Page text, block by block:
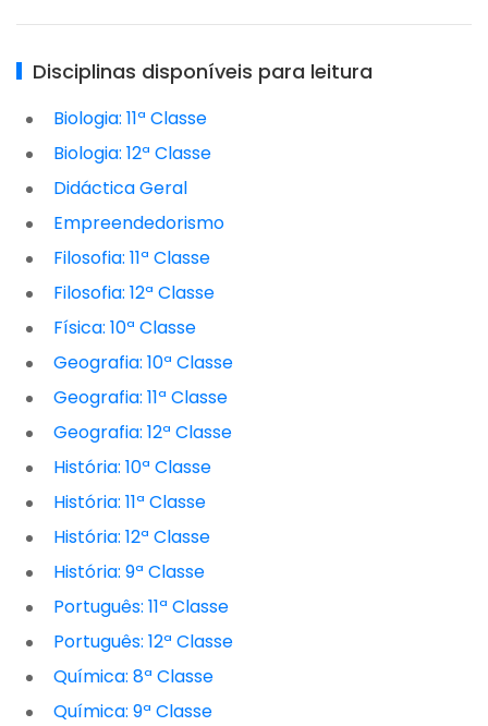
Disciplinas disponíveis para leitura
Biologia: 11ª Classe
Biologia: 12ª Classe
Didáctica Geral
Empreendedorismo
Filosofia: 11ª Classe
Filosofia: 12ª Classe
Física: 10ª Classe
Geografia: 10ª Classe
Geografia: 11ª Classe
Geografia: 12ª Classe
História: 10ª Classe
História: 11ª Classe
História: 12ª Classe
História: 9ª Classe
Português: 11ª Classe
Português: 12ª Classe
Química: 8ª Classe
Química: 9ª Classe